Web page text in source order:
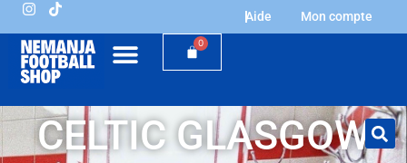
Aide Mon compte
0
CELTIC GLASGOW